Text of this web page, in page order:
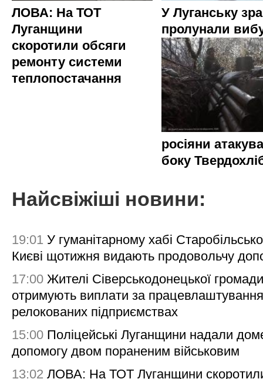
ЛОВА: На ТОТ
Луганщини
скоротили обсяги
ремонту системи
теплопостачання
У Луганську
пролунали
росіяни
боку
Найсвіжіші новини:
19:01 У гуманітарному хабі
Києві щотижня видають продовольчу
17:00 Жителі Сіверськодонецької
отримують виплати за
релокованих підприємствах
15:00 Поліцейські Луганщини надали
допомогу двом пораненим військовим
13:02 ЛОВА: На ТОТ Луганщини